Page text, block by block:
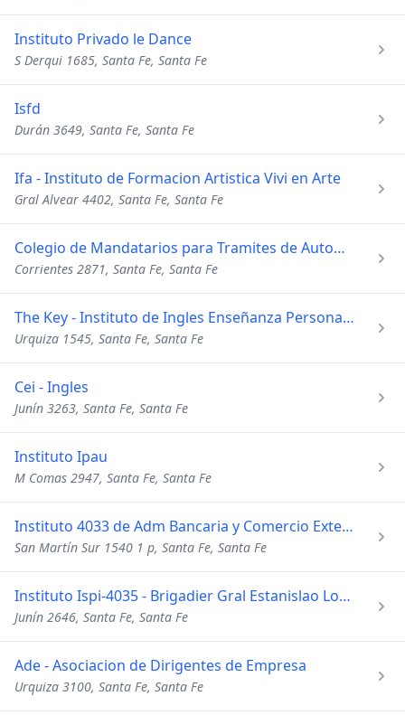
Instituto Privado le Dance
S Derqui 1685, Santa Fe, Santa Fe
Isfd
Durán 3649, Santa Fe, Santa Fe
Ifa - Instituto de Formacion Artistica Vivi en Arte
Gral Alvear 4402, Santa Fe, Santa Fe
Colegio de Mandatarios para Tramites de Automotor
Corrientes 2871, Santa Fe, Santa Fe
The Key - Instituto de Ingles Enseñanza Personalizada
Urquiza 1545, Santa Fe, Santa Fe
Cei - Ingles
Junín 3263, Santa Fe, Santa Fe
Instituto Ipau
M Comas 2947, Santa Fe, Santa Fe
Instituto 4033 de Adm Bancaria y Comercio Exterior
San Martín Sur 1540 1 p, Santa Fe, Santa Fe
Instituto Ispi-4035 - Brigadier Gral Estanislao Lopez
Junín 2646, Santa Fe, Santa Fe
Ade - Asociacion de Dirigentes de Empresa
Urquiza 3100, Santa Fe, Santa Fe